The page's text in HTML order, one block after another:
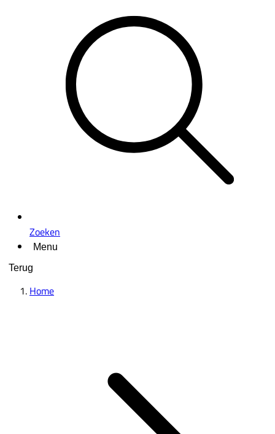
Zoeken
Menu
Terug
Home